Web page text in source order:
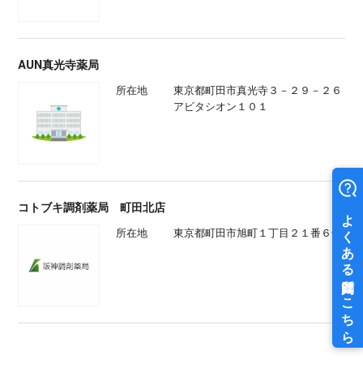
AUN真光寺薬局
所在地
東京都町田市真光寺３－２９－２６
アビタシオン１０１
コトブキ調剤薬局 町田北店
所在地 東京都町田市旭町１丁目２１番６号